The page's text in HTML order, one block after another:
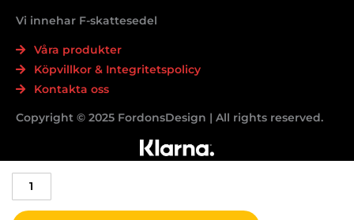
pack
BYD
centrumkåpor
Vi innehar F-skattesedel
Våra produkter
Köpvillkor & Integritetspolicy
Kontakta oss
Copyright © 2025 FordonsDesign | All rights reserved.